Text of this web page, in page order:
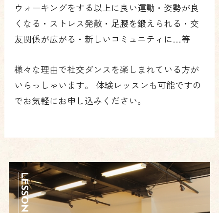
ウォーキングをする以上に良い運動・姿勢が良
くなる・ストレス発散・足腰を鍛えられる・交
友関係が広がる・新しいコミュニティに…等
様々な理由で社交ダンスを楽しまれている方が
いらっしゃいます。 体験レッスンも可能ですの
でお気軽にお申し込みください。
LESSON